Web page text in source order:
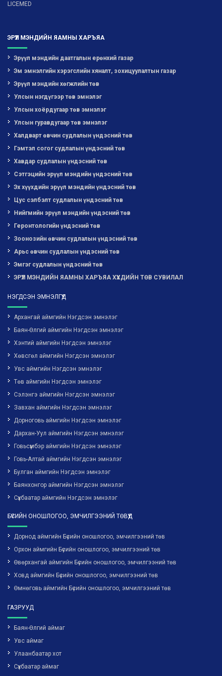
LICEMED
ЭРҮҮЛ МЭНДИЙН ЯАМНЫ ХАРЪЯА
Эрүүл мэндийн даатгалын ерөнхий газар
Эм эмнэлгийн хэрэгслийн хяналт, зохицуулалтын газар
Эрүүл мэндийн хөгжлийн төв
Улсын нэгдүгээр төв эмнэлэг
Улсын хоёрдугаар төв эмнэлэг
Улсын гуравдугаар төв эмнэлэг
Халдварт өвчин судлалын үндэсний төв
Гэмтэл согог судлалын үндэсний төв
Хавдар судлалын үндэсний төв
Сэтгэцийн эрүүл мэндийн үндэсний төв
Эх хүүхдийн эрүүл мэндийн үндэсний төв
Цус сэлбэлт судлалын үндэсний төв
Нийгмийн эрүүл мэндийн үндэсний төв
Геронтологийн үндэсний төв
Зоонозийн өвчин судлалын үндэсний төв
Арьс өвчин судлалын үндэсний төв
Эмгэг судлалын үндэсний төв
ЭРҮҮЛ МЭНДИЙН ЯАМНЫ ХАРЪЯА ХҮҮХДИЙН ТӨВ СУВИЛАЛ
НЭГДСЭН ЭМНЭЛГҮҮД
Архангай аймгийн Нэгдсэн эмнэлэг
Баян-Өлгий аймгийн Нэгдсэн эмнэлэг
Хэнтий аймгийн Нэгдсэн эмнэлэг
Хөвсгөл аймгийн Нэгдсэн эмнэлэг
Увс аймгийн Нэгдсэн эмнэлэг
Төв аймгийн Нэгдсэн эмнэлэг
Сэлэнгэ аймгийн Нэгдсэн эмнэлэг
Завхан аймгийн Нэгдсэн эмнэлэг
Дорноговь аймгийн Нэгдсэн эмнэлэг
Дархан-Уул аймгийн Нэгдсэн эмнэлэг
Говьсүмбэр аймгийн Нэгдсэн эмнэлэг
Говь-Алтай аймгийн Нэгдсэн эмнэлэг
Булган аймгийн Нэгдсэн эмнэлэг
Баянхонгор аймгийн Нэгдсэн эмнэлэг
Сүхбаатар аймгийн Нэгдсэн эмнэлэг
БҮСИЙН ОНОШЛОГОО, ЭМЧИЛГЭЭНИЙ ТӨВҮҮД
Дорнод аймгийн Бүсийн оношлогоо, эмчилгээний төв
Орхон аймгийн Бүсийн оношлогоо, эмчилгээний төв
Өвөрхангай аймгийн Бүсийн оношлогоо, эмчилгээний төв
Ховд аймгийн Бүсийн оношлогоо, эмчилгээний төв
Өмнөговь аймгийн Бүсийн оношлогоо, эмчилгээний төв
ГАЗРУУД
Баян-Өлгий аймаг
Увс аймаг
Улаанбаатар хот
Сүхбаатар аймаг